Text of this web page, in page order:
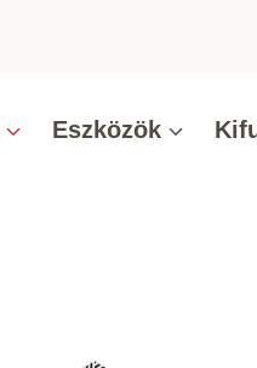
Eszközök